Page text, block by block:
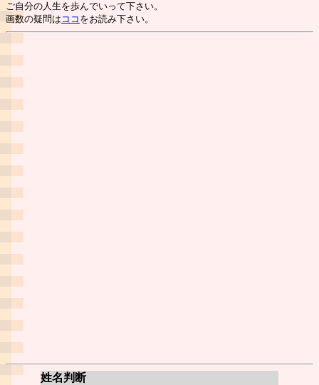
ご自分の人生を歩んでいって下さい。
画数の疑問は ココ をお読み下さい。
姓名判断